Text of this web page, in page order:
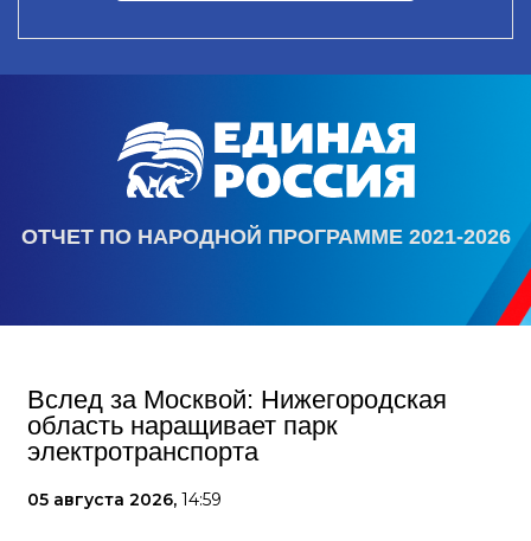
ОТЧЕТ ПО НАРОДНОЙ ПРОГРАММЕ 2021-2026
Вслед за Москвой: Нижегородская
область наращивает парк
электротранспорта
05 августа 2026, 14:59